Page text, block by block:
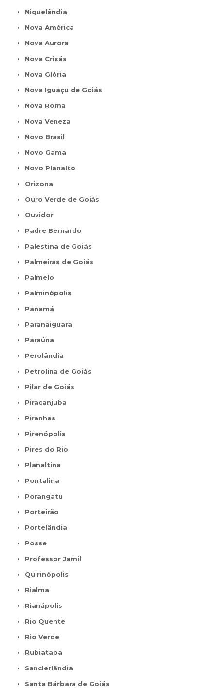
Niquelândia
Nova América
Nova Aurora
Nova Crixás
Nova Glória
Nova Iguaçu de Goiás
Nova Roma
Nova Veneza
Novo Brasil
Novo Gama
Novo Planalto
Orizona
Ouro Verde de Goiás
Ouvidor
Padre Bernardo
Palestina de Goiás
Palmeiras de Goiás
Palmelo
Palminópolis
Panamá
Paranaiguara
Paraúna
Perolândia
Petrolina de Goiás
Pilar de Goiás
Piracanjuba
Piranhas
Pirenópolis
Pires do Rio
Planaltina
Pontalina
Porangatu
Porteirão
Portelândia
Posse
Professor Jamil
Quirinópolis
Rialma
Rianápolis
Rio Quente
Rio Verde
Rubiataba
Sanclerlândia
Santa Bárbara de Goiás